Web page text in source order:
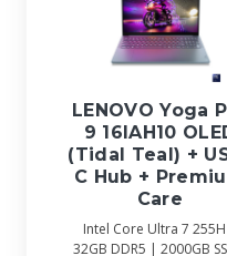
LENOVO Yoga
9 16IAH10
(Tidal Teal) +
C Hub +
Care
Intel Core Ultra 7
32GB DDR5 | 2000GB